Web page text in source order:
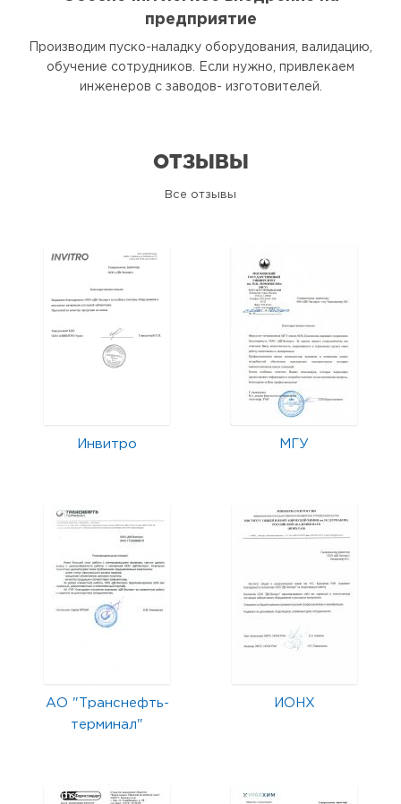
предприятие
Производим пуско-наладку оборудования, валидацию,
обучение сотрудников. Если нужно, привлекаем
инженеров с заводов- изготовителей.
ОТЗЫВЫ
Все отзывы
Инвитро МГУ
АО "Транснефть-
терминал"
ИОНХ